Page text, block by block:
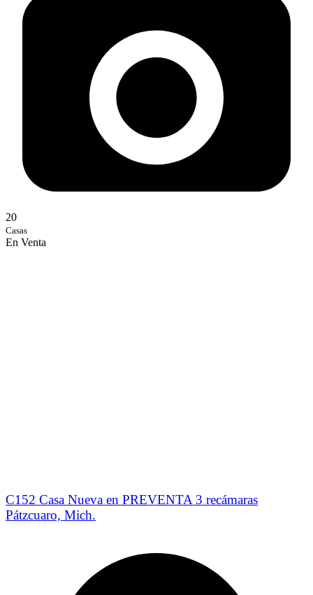
20
Casas
En Venta
C152 Casa Nueva en PREVENTA 3 recámaras
Pátzcuaro, Mich.